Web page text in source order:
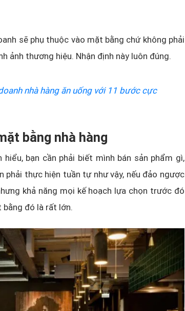
sẽ phụ thuộc vào mặt bằng chứ không phải
ảnh thương hiệu. Nhận định này luôn đúng.
nhà hàng ăn uống với 11 bước cực
bằng nhà hàng
bạn cần phải biết mình bán sản phẩm gì,
phải thực hiện tuần tự như vậy, nếu đảo ngược
khả năng mọi kế hoạch lựa chọn trước đó
bằng đó là rất lớn.